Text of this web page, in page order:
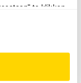
te klikken.